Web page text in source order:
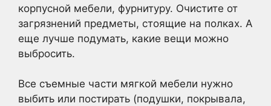
корпусной мебели, фурнитуру. Очистите от
загрязнений предметы, стоящие на полках. А
еще лучше подумать, какие вещи можно
выбросить.
Все съемные части мягкой мебели нужно
выбить или постирать (подушки, покрывала,